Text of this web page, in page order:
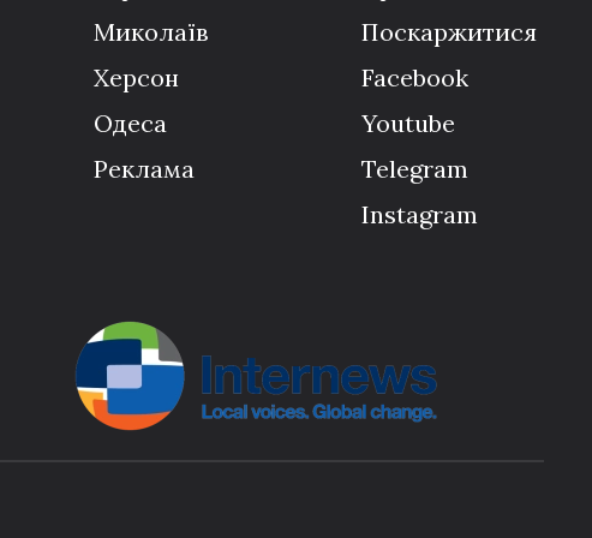
Миколаїв
Херсон
Одеса
Реклама
Поскаржитися
Facebook
Youtube
Telegram
Instagram